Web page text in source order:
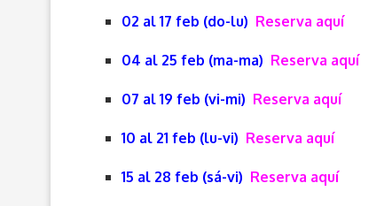
02 al 17 feb (do-lu) Reserva aquí
04 al 25 feb (ma-ma) Reserva aquí
07 al 19 feb (vi-mi) Reserva aquí
10 al 21 feb (lu-vi) Reserva aquí
15 al 28 feb (sá-vi) Reserva aquí